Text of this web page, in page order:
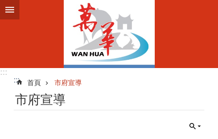
跳到主要內容區塊
:::
:::
首頁 市府宣導
市府宣導